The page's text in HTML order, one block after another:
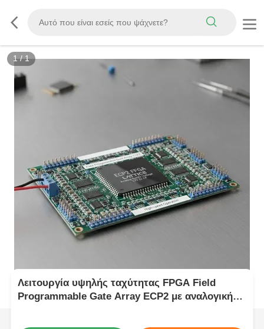
1/1
Λειτουργία υψηλής ταχύτητας FPGA Field
Programmable Gate Array ECP2 με αναλογική